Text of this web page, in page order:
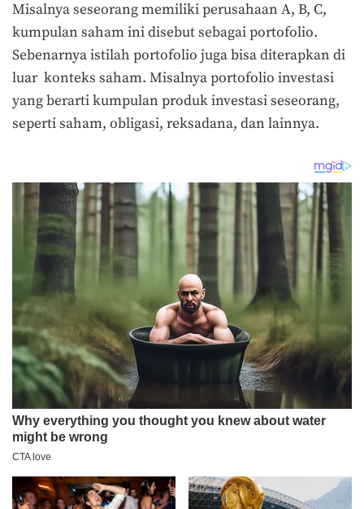
Misalnya seseorang memiliki perusahaan A, B, C,
kumpulan saham ini disebut sebagai portofolio.
Sebenarnya istilah portofolio juga bisa diterapkan di
luar konteks saham. Misalnya portofolio investasi
yang berarti kumpulan produk investasi seseorang,
seperti saham, obligasi, reksadana, dan lainnya.